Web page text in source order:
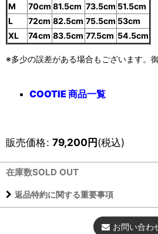
M
70cm 81.5cm 73.5cm 51.5cm
L
72cm 82.5cm 75.5cm 53cm
XL
74cm 83.5cm 77.5cm 54.5cm
※多少の誤差がある場合もございます。御
COOTIE 商品一覧
販売価格: 79,200円(税込)
在庫数SOLD OUT
返品特約に関する重要事項
お問い合わ